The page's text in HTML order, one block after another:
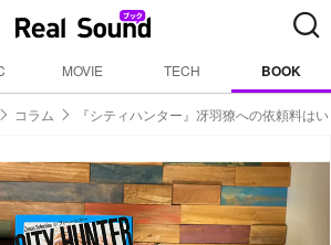
MOVIE TECH BOOK
コラム 『シティハンター』冴羽獠への依頼料は